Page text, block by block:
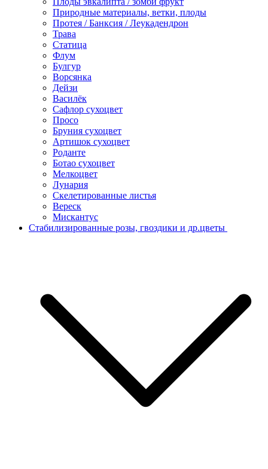
Природные материалы, ветки, плоды
Протея / Банксия / Леукадендрон
Трава
Статица
Флум
Булгур
Ворсянка
Дейзи
Василёк
Сафлор сухоцвет
Просо
Бруния сухоцвет
Артишок сухоцвет
Роданте
Ботао сухоцвет
Мелкоцвет
Лунария
Скелетированные листья
Вереск
Мискантус
Стабилизированные розы, гвоздики и др.цветы